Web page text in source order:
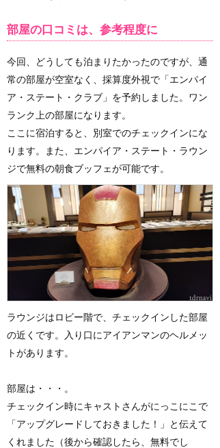
部屋の口コミは、参考程度に
今回、どうしても泊まりたかったのですが、通
常の部屋が空室なく、採算度外視で「エンパイ
ア・ステート・クラブ」を予約しました。ワン
ランク上の部屋になります。
ここに宿泊すると、別室でのチェックインにな
ります。また、エンパイア・ステート・ラウン
ジで無料の朝食ブッフェが可能です。
ラウンジはロビー階で、チェックインした部屋
の近くです。入り口にアイアンマンのヘルメッ
トがあります。
部屋は・・・。
チェックイン時にキャストさんがにっこにこで
「アップグレードしておきました！」と伝えて
くれました（後から確認したら、無料でし